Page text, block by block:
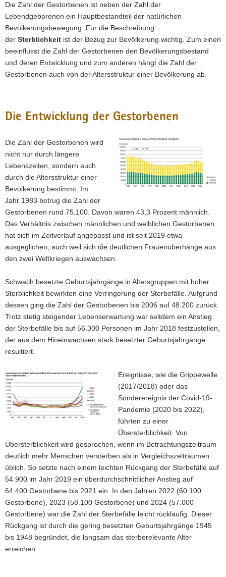
Die Zahl der Gestorbenen ist neben der Zahl der
Lebendgeborenen ein Hauptbestandteil der natürlichen
Bevölkerungsbewegung. Für die Beschreibung
der Sterblichkeit ist der Bezug zur Bevölkerung wichtig. Zum einen
beeinflusst die Zahl der Gestorbenen den Bevölkerungsbestand
und deren Entwicklung und zum anderen hängt die Zahl der
Gestorbenen auch von der Altersstruktur einer Bevölkerung ab.
Die Entwicklung der Gestorbenen
Die Zahl der Gestorbenen wird
nicht nur durch längere
Lebenszeiten, sondern auch
durch die Altersstruktur einer
Bevölkerung bestimmt. Im
Jahr 1983 betrug die Zahl der
Gestorbenen rund 75.100. Davon waren 43,3 Prozent männlich.
Das Verhältnis zwischen männlichen und weiblichen Gestorbenen
hat sich im Zeitverlauf angepasst und ist seit 2019 etwa
ausgeglichen, auch weil sich die deutlichen Frauenüberhänge aus
den zwei Weltkriegen auswachsen.
Schwach besetzte Geburtsjahrgänge in Altersgruppen mit hoher
Sterblichkeit bewirkten eine Verringerung der Sterbefälle. Aufgrund
dessen ging die Zahl der Gestorbenen bis 2006 auf 48.200 zurück.
Trotz stetig steigender Lebenserwartung war seitdem ein Anstieg
der Sterbefälle bis auf 56.300 Personen im Jahr 2018 festzustellen,
der aus dem Hineinwachsen stark besetzter Geburtsjahrgänge
resultiert.
Ereignisse, wie die Grippewelle
(2017/2018) oder das
Sonderereignis der Covid-19-
Pandemie (2020 bis 2022),
führten zu einer
Übersterblichkeit. Von
Übersterblichkeit wird gesprochen, wenn im Betrachtungszeitraum
deutlich mehr Menschen versterben als in Vergleichszeiträumen
üblich. So setzte nach einem leichten Rückgang der Sterbefälle auf
54.900 im Jahr 2019 ein überdurchschnittlicher Anstieg auf
64.400 Gestorbene bis 2021 ein. In den Jahren 2022 (60.100
Gestorbene), 2023 (58.100 Gestorbene) und 2024 (57.000
Gestorbene) war die Zahl der Sterbefälle leicht rückläufig. Dieser
Rückgang ist durch die gering besetzten Geburtsjahrgänge 1945
bis 1948 begründet, die langsam das sterberelevante Alter
erreichen.